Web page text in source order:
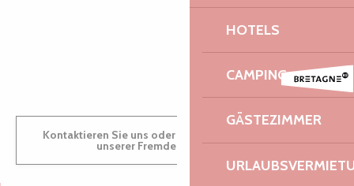
HOTELS
CAMPING
GÄSTEZIMMER
GWENAËLLE
Kontaktieren Sie uns oder besuchen Sie uns in einem
unserer Fremdenverkehrsbüros.